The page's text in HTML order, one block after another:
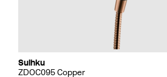
Suihku
ZDOC095 Copper